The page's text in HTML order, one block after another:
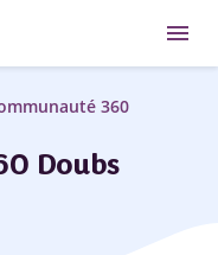
menu
360
Doubs